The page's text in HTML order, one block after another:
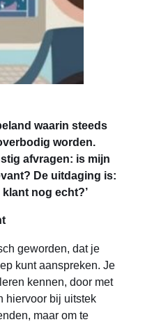
waarin steeds
worden.
afvragen: is mijn
De uitdaging is:
nog echt?’
geworden, dat je
kunt aanspreken. Je
kennen, door met
hiervoor bij uitstek
maar om te